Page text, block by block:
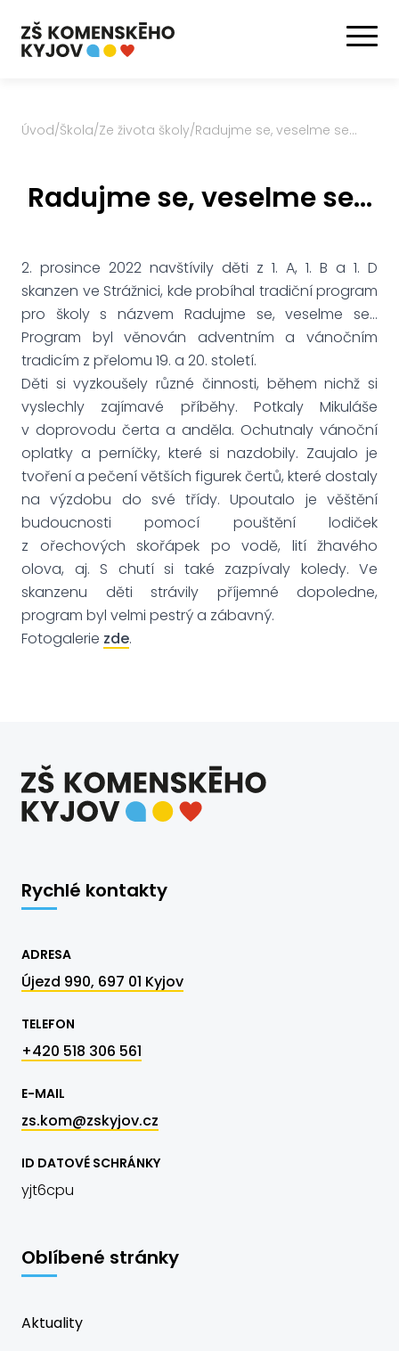
Úvod/Škola/Ze života školy/Radujme se, veselme se...
Radujme se, veselme se...
2. prosince 2022 navštívily děti z 1. A, 1. B a 1. D
skanzen ve Strážnici, kde probíhal tradiční program
pro školy s názvem Radujme se, veselme se…
Program byl věnován adventním a vánočním
tradicím z přelomu 19. a 20. století.
Děti si vyzkoušely různé činnosti, během nichž si
vyslechly zajímavé příběhy. Potkaly Mikuláše
v doprovodu čerta a anděla. Ochutnaly vánoční
oplatky a perníčky, které si nazdobily. Zaujalo je
tvoření a pečení větších figurek čertů, které dostaly
na výzdobu do své třídy. Upoutalo je věštění
budoucnosti pomocí pouštění lodiček
z ořechových skořápek po vodě, lití žhavého
olova, aj. S chutí si také zazpívaly koledy. Ve
skanzenu děti strávily příjemné dopoledne,
program byl velmi pestrý a zábavný.
Fotogalerie zde.
Rychlé kontakty
ADRESA
Újezd 990, 697 01 Kyjov
TELEFON
+420 518 306 561
E-MAIL
zs.kom@zskyjov.cz
ID DATOVÉ SCHRÁNKY
yjt6cpu
Oblíbené stránky
Aktuality